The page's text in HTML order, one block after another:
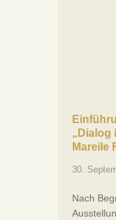
„Dialog
Mareile
30.
Nach